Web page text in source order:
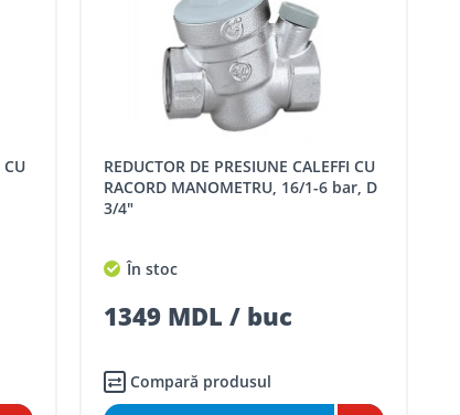
REDUCTOR DE PRESIUNE CALEFFI CU
RACORD MANOMETRU, 16/1-6 bar, D
3/4"
În stoc
1349 MDL / buc
Compară produsul